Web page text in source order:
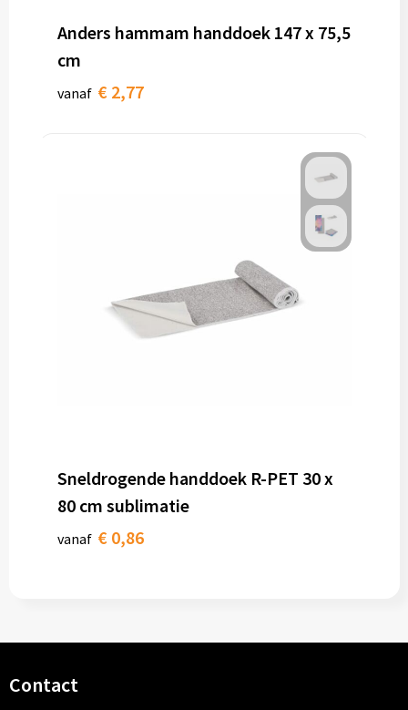
Anders hammam handdoek 147 x 75,5
cm
vanaf € 2,77
Sneldrogende handdoek R-PET 30 x
80 cm sublimatie
vanaf € 0,86
Contact